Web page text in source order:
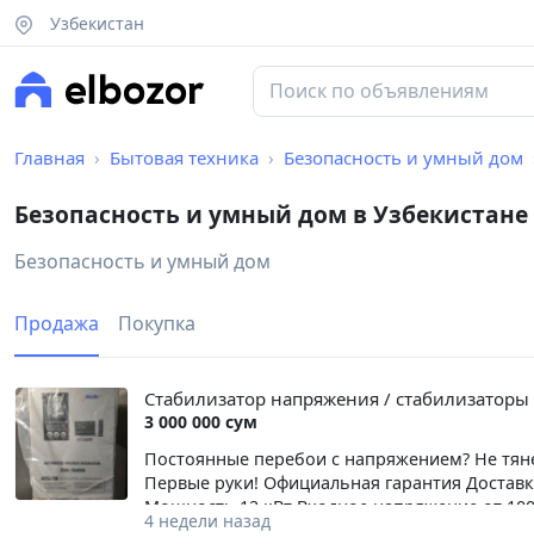
Узбекистан
Главная Бытовая техника Безопасность и умный дом
Безопасность и умный дом в Узбекистане
Безопасность и умный дом
Продажа Покупка
Стабилизатор напряжения /
3 000 000 сум
Постоянные перебои с напряжением? Не
Первые руки! Официальная гарантия
Мощность 12 кВт Входное напряжение от
другие модели Подробная информация по
4 недели назад